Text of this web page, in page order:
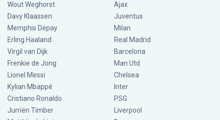
Wout Weghorst
Davy Klaassen
Memphis Depay
Erling Haaland
Virgil van Dijk
Frenkie de Jong
Lionel Messi
Kylian Mbappé
Cristiano Ronaldo
Jurriën Timber
Ajax
Juventus
Milan
Real Madrid
Barcelona
Man Utd
Chelsea
Inter
PSG
Liverpool